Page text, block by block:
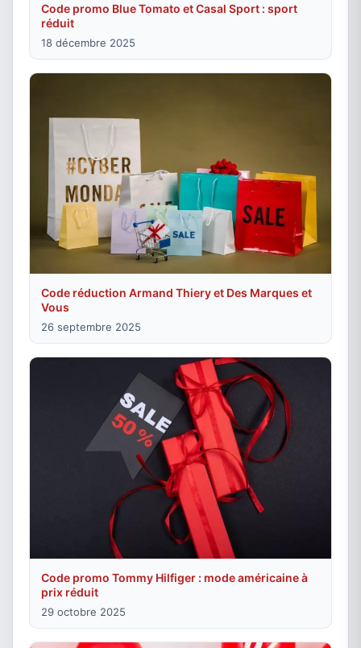
Code promo Blue Tomato et Casal Sport : sport
réduit
18 décembre 2025
Code réduction Armand Thiery et Des Marques et
Vous
26 septembre 2025
Code promo Tommy Hilfiger : mode américaine à
prix réduit
29 octobre 2025